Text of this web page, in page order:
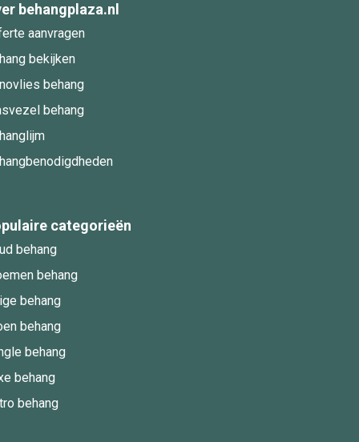
behangplaza.nl
aanvragen
bekijken
behang
behang
categorieën
behang
behang
behang
behang
behang
behang
behang